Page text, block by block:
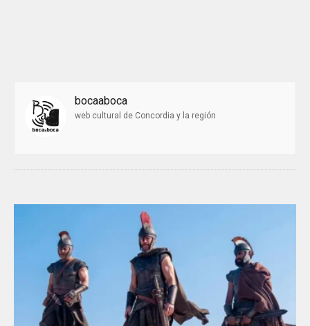
bocaaboca
web cultural de Concordia y la región